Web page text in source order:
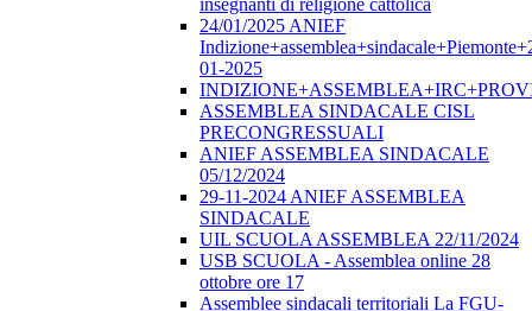
insegnanti di religione cattolica
24/01/2025 ANIEF
01-2025
ASSEMBLEA SINDACALE CISL
PRECONGRESSUALI
ANIEF ASSEMBLEA SINDACALE
05/12/2024
29-11-2024 ANIEF ASSEMBLEA
SINDACALE
UIL SCUOLA ASSEMBLEA 22/11/2024
USB SCUOLA - Assemblea online 28
ottobre ore 17
Assemblee sindacali territoriali La FGU-